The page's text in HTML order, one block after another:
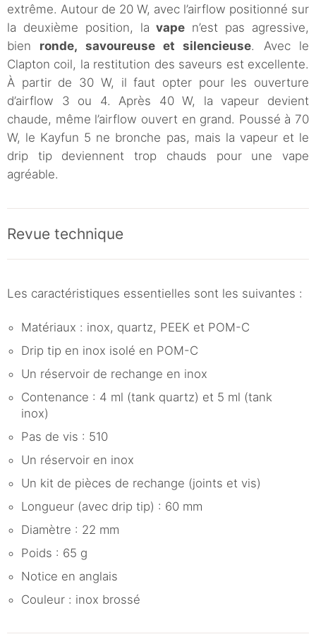
extrême. Autour de 20 W, avec l’airflow positionné sur
la deuxième position, lavape n’est pas agressive,
bien ronde, savoureuse et silencieuse. Avec le
Clapton coil, la restitution des saveurs est excellente.
À partir de 30 W, il faut opter pour les ouverture
d’airflow 3 ou 4. Après 40 W, la vapeur devient
chaude, même l’airflow ouvert en grand. Poussé à 70
W, le Kayfun 5 ne bronche pas, mais la vapeur et le
drip tip deviennent trop chauds pour une vape
agréable.
Revue technique
Les caractéristiques essentielles sont les suivantes :
Matériaux : inox, quartz, PEEK et POM-C
Drip tip en inox isolé en POM-C
Un réservoir de rechange en inox
Contenance : 4 ml (tank quartz) et 5 ml (tank
inox)
Pas de vis : 510
Un réservoir en inox
Un kit de pièces de rechange (joints et vis)
Longueur (avec drip tip) : 60 mm
Diamètre : 22 mm
Poids : 65 g
Notice en anglais
Couleur : inox brossé